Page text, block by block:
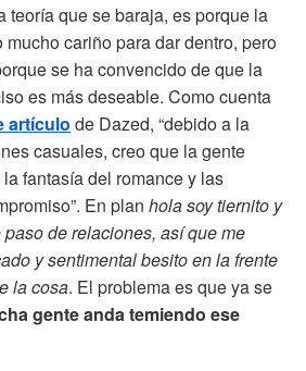
teoría que se baraja, es porque la
cariño para dar dentro, pero
se ha convencido de que la
es más deseable. Como cuenta
artículo de Dazed, “debido a la
casuales, creo que la gente
fantasía del romance y las
En plan hola soy tiernito y
de relaciones, así que me
y sentimental besito en la frente
la cosa. El problema es que ya se
gente anda temiendo ese